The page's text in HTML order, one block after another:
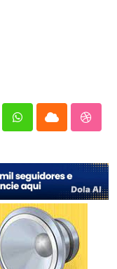
WhatsappCloud